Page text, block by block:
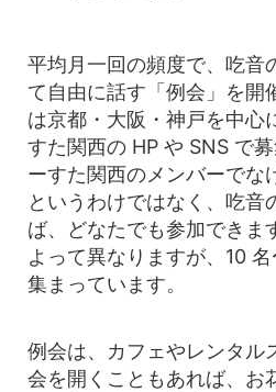
平均月一回の頻度で、吃音
て自由に話す「例会」を開
は京都・大阪・神戸を中心
すた関西の HP や SNS で
ーすた関西のメンバーでな
というわけではなく、吃音
ば、どなたでも参加できま
よって異なりますが、10
集まっています。
例会は、カフェやレンタル
会を開くこともあれば、お